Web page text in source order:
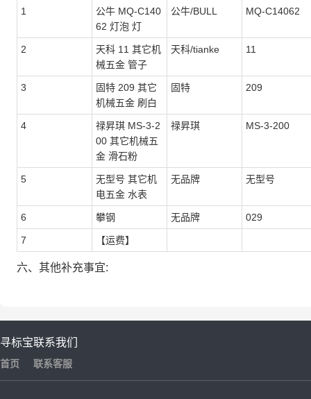
1
公牛 MQ-C140
62 灯泡 灯
公牛/BULL MQ-C14062
2
天科 11 其它机
械五金 管子
天科/tianke 11
3
固特 209 其它
机械五金 刷白
固特 209
4
禄昇琪 MS-3-2
00 其它机械五
金 滑石粉
禄昇琪 MS-3-200
5
无型号 其它机
电五金 水表
无品牌 无型号
6 攀钢 无品牌 029
7 【运费】
六、其他补充事宜:
寻标宝
首页
联系我们
联系客服